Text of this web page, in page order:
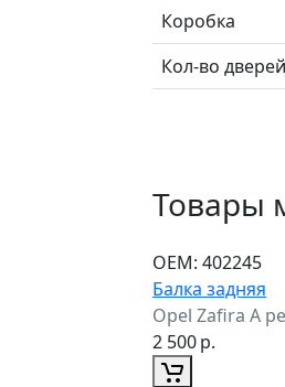
Коробка
Кол-во дверей
Товары
ОЕМ: 402245
Балка задняя
Opel Zafira A
2 500р.